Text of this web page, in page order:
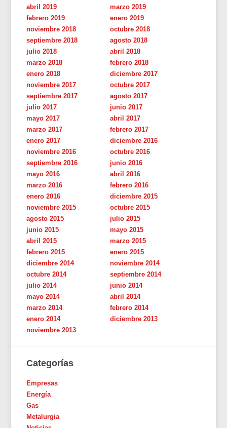
abril 2019
marzo 2019
febrero 2019
enero 2019
noviembre 2018
octubre 2018
septiembre 2018
agosto 2018
julio 2018
abril 2018
marzo 2018
febrero 2018
enero 2018
diciembre 2017
noviembre 2017
octubre 2017
septiembre 2017
agosto 2017
julio 2017
junio 2017
mayo 2017
abril 2017
marzo 2017
febrero 2017
enero 2017
diciembre 2016
noviembre 2016
octubre 2016
septiembre 2016
junio 2016
mayo 2016
abril 2016
marzo 2016
febrero 2016
enero 2016
diciembre 2015
noviembre 2015
octubre 2015
agosto 2015
julio 2015
junio 2015
mayo 2015
abril 2015
marzo 2015
febrero 2015
enero 2015
diciembre 2014
noviembre 2014
octubre 2014
septiembre 2014
julio 2014
junio 2014
mayo 2014
abril 2014
marzo 2014
febrero 2014
enero 2014
diciembre 2013
noviembre 2013
Categorías
Empresas
Energía
Gas
Metalurgia